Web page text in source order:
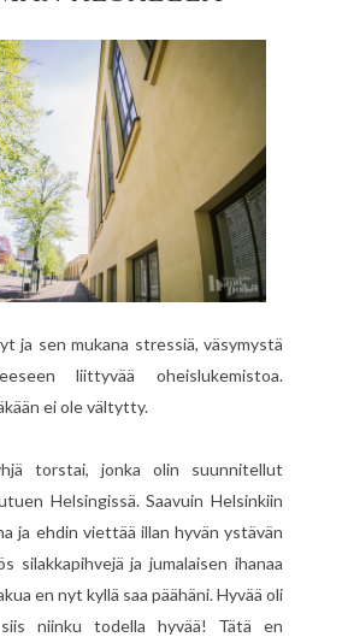
ja sen mukana stressiä, väsymystä
liittyvää oheislukemistoa.
ei ole vältytty.
torstai, jonka olin suunnitellut
Helsingissä. Saavuin Helsinkiin
ja ehdin viettää illan hyvän ystävän
silakkapihvejä ja jumalaisen ihanaa
en nyt kyllä saa päähäni. Hyvää oli
niinku todella hyvää! Tätä en